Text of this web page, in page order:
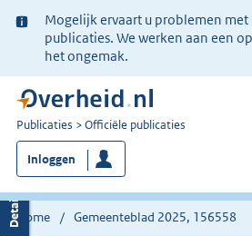
Ter
informatie:
Mogelijk ervaart u problemen met
publicaties. We werken aan een
het ongemak.
U
bent
nu
hier:
Publicaties Officiële publicaties
Inloggen
Home Gemeenteblad 2025, 156558